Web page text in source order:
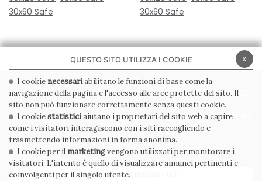
30x60 Safe
30x60 Safe
PRIVACY POLICY COOKIE POLICY
CONDIZIONI GENERALI WHISTLEBLOWING
CODICE ETICO
ISCRIVITI ALLA NEWSLETTER
x
QUESTO SITO UTILIZZA I COOKIE
I cookie necessariabilitano le funzioni di base come la
navigazione della pagina e l'accesso alle aree protette del sito. Il
sito non può funzionare correttamente senza questi cookie.
I cookiestatisticiaiutano i proprietari del sito web a capire
come i visitatori interagiscono con i siti raccogliendo e
trasmettendo informazioni in forma anonima.
I cookie per il marketingvengono utilizzati per monitorare i
visitatori. L'intento è quello di visualizzare annunci pertinenti e
coinvolgenti per il singolo utente.